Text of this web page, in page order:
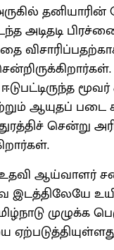
அடிதடி
மூவர்
ஆயுதப் படை
சென்று
உதவி ஆய்வாளர்
முழுக்க